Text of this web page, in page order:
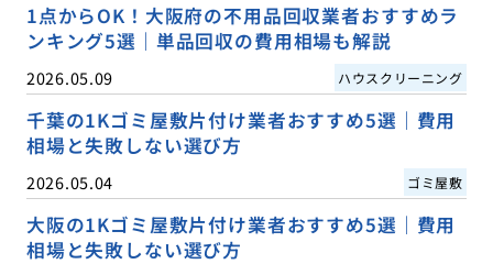
1点からOK！大阪府の不用品回収業者おすすめラ
ンキング5選｜単品回収の費用相場も解説
2026.05.09 ハウスクリーニング
千葉の1Kゴミ屋敷片付け業者おすすめ5選｜費用
相場と失敗しない選び方
2026.05.04 ゴミ屋敷
大阪の1Kゴミ屋敷片付け業者おすすめ5選｜費用
相場と失敗しない選び方